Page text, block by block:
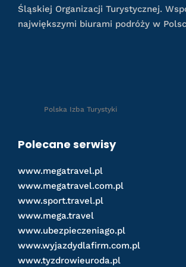
Śląskiej Organizacji Turystycznej.
największymi biurami podróży w
Polska Izba Turystyki
Polecane serwisy
www.megatravel.pl
www.megatravel.com.pl
www.sport.travel.pl
www.mega.travel
www.ubezpieczeniago.pl
www.wyjazdydlafirm.com.pl
www.tyzdrowieuroda.pl